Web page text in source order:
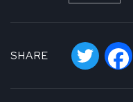
SHARE
Twitter